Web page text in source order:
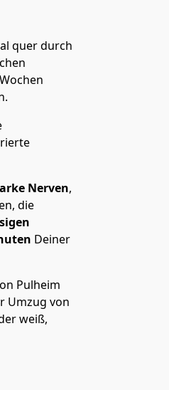
quer durch
Nerven,
die
Deiner
Pulheim
Umzug von
weiß,